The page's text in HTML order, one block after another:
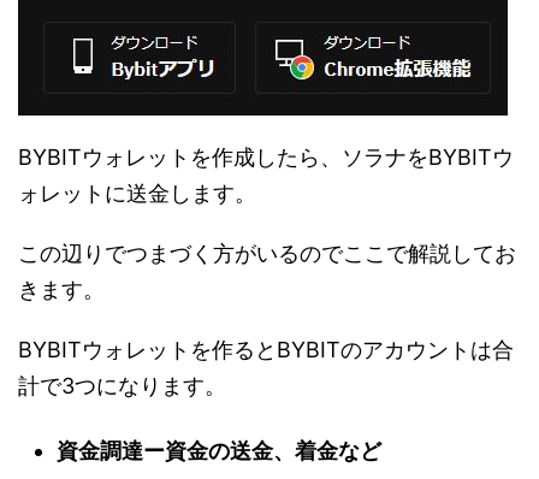
BYBITウォレットを作成したら、ソラナをBYBITウ
ォレットに送金します。
この辺りでつまづく方がいるのでここで解説してお
きます。
BYBITウォレットを作るとBYBITのアカウントは合
計で3つになります。
資金調達ー資金の送金、着金など